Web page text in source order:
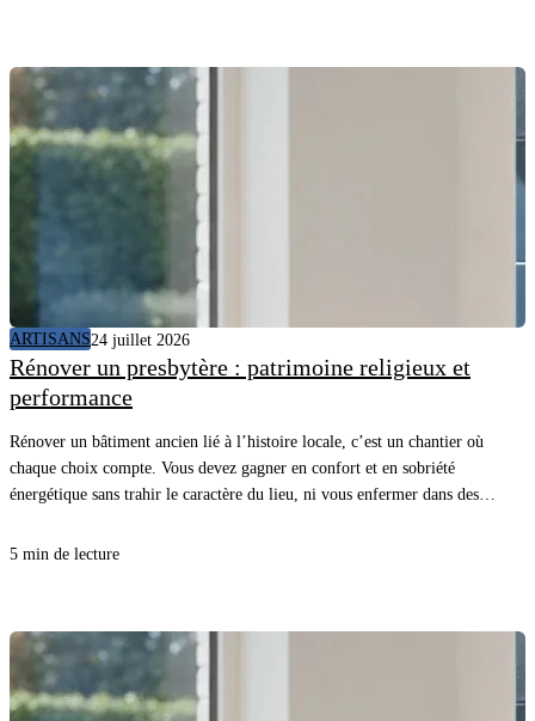
ARTISANS24 juillet 2026
Rénover un presbytère : patrimoine religieux et
performance
Rénover un bâtiment ancien lié à l’histoire locale, c’est un chantier où
chaque choix compte. Vous devez gagner en confort et en sobriété
énergétique sans trahir le caractère du lieu, ni vous enfermer dans des
avancez vite, proprement, et vous sécurisez le résultat.
5 min de lecture